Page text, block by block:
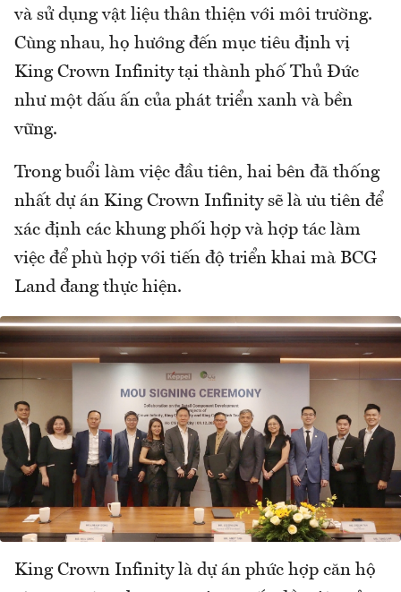
và sử dụng vật liệu thân thiện với môi trường.
Cùng nhau, họ hướng đến mục tiêu định vị
King Crown Infinity tại thành phố Thủ Đức
như một dấu ấn của phát triển xanh và bền
vững.
Trong buổi làm việc đầu tiên, hai bên đã thống
nhất dự án King Crown Infinity sẽ là ưu tiên để
xác định các khung phối hợp và hợp tác làm
việc để phù hợp với tiến độ triển khai mà BCG
Land đang thực hiện.
King Crown Infinity là dự án phức hợp căn hộ